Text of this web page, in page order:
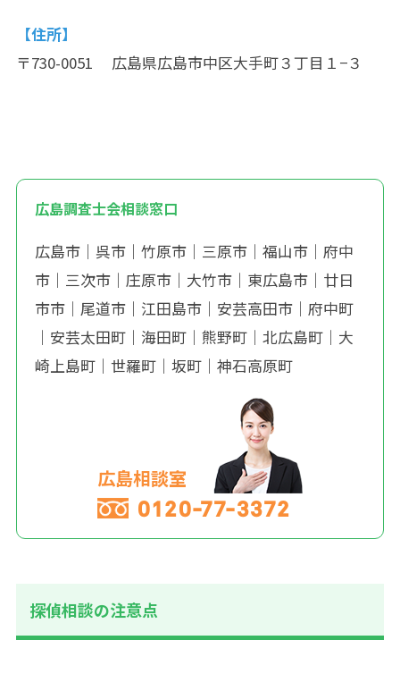
【住所】
〒730-0051 広島県広島市中区大手町３丁目１−３
広島調査士会相談窓口
広島市｜ 呉市｜ 竹原市｜ 三原市｜ 福山市｜ 府中
市｜ 三次市｜ 庄原市｜ 大竹市｜ 東広島市｜ 廿日
市市｜ 尾道市｜ 江田島市｜ 安芸高田市｜ 府中町
｜ 安芸太田町｜ 海田町｜ 熊野町｜ 北広島町｜ 大
崎上島町｜ 世羅町｜ 坂町｜ 神石高原町
広島相談室
0120-77-3372
探偵相談の注意点